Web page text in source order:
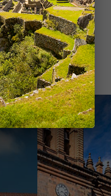
interesar
Sierra